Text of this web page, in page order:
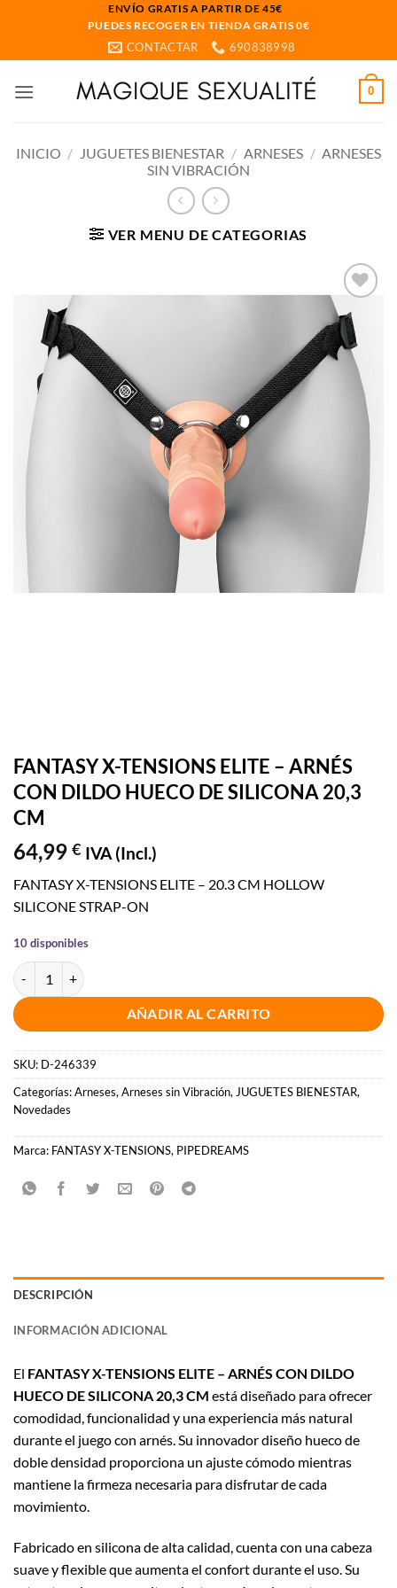
ENVÍO GRATIS A PARTIR DE 45€
PUEDES RECOGER EN TIENDA GRATIS 0€
CONTACTAR 690838998
0
INICIO / JUGUETES BIENESTAR / ARNESES / ARNESES
SIN VIBRACIÓN
VER MENU DE CATEGORIAS
Añadir
a la
lista
de
deseos
FANTASY X-TENSIONS ELITE – ARNÉS
CON DILDO HUECO DE SILICONA 20,3
CM
64,99 € IVA (Incl.)
FANTASY X-TENSIONS ELITE – 20.3 CM HOLLOW
SILICONE STRAP-ON
10 disponibles
FANTASY X-TENSIONS ELITE - ARNÉS CON DILDO HUECO DE
AÑADIR AL CARRITO
SKU: D-246339
Categorías:Arneses, Arneses sin Vibración, JUGUETES BIENESTAR,
Novedades
Marca: FANTASY X-TENSIONS, PIPEDREAMS
DESCRIPCIÓN
INFORMACIÓN ADICIONAL
El FANTASY X-TENSIONS ELITE – ARNÉS CON DILDO
HUECO DE SILICONA 20,3 CM está diseñado para ofrecer
comodidad, funcionalidad y una experiencia más natural
durante el juego con arnés. Su innovador diseño hueco de
doble densidad proporciona un ajuste cómodo mientras
mantiene la firmeza necesaria para disfrutar de cada
movimiento.
Fabricado en silicona de alta calidad, cuenta con una cabeza
suave y flexible que aumenta el confort durante el uso. Su